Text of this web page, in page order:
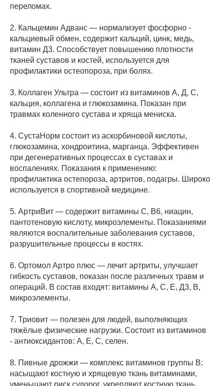
переломах.
2. Кальцемин Адванс — нормализует фосфорно -
кальциевый обмен, содержит кальций, цинк, медь,
витамин Д3. Способствует повышению плотности
тканей суставов и костей, используется для
профилактики остеопороза, при болях.
3. Коллаген Ультра — состоит из витаминов А, Д, С,
кальция, коллагена и глюкозамина. Показан при
травмах коленного сустава и хряща мениска.
4. СустаНорм состоит из аскорбиновой кислоты,
глюкозамина, хондроитина, марганца. Эффективен
при дегенеративных процессах в суставах и
воспалениях. Показания к применению:
профилактика остепороза, артритов, подагры. Широко
используется в спортивной медицине.
5. АртриВит — содержит витамины С, В6, ниацин,
пантотеновую кислоту, микроэлементы. Показаниями
являются воспалительные заболевания суставов,
разрушительные процессы в костях.
6. Ортомол Артро плюс — лечит артриты, улучшает
гибкость суставов, показан после различных травм и
операций. В состав входят: витамины А, С, Е, Д3, В,
микроэлементы.
7. Триовит — полезен для людей, выполняющих
тяжёлые физические нагрузки. Состоит из витаминов
- антиоксидантов: А, Е, С, селен.
8. Пивные дрожжи — комплекс витаминов группы В:
насыщают костную и хрящевую ткань витаминами,
уменьшают риск судорог, укрепляют костную ткань,